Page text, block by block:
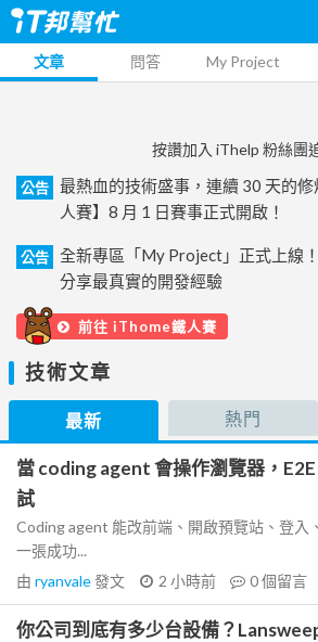
文章 問答 My Project
按讚加入 iThelp 粉絲團
公告
最熱血的技術盛事，連續 30 天的
人賽】8 月 1 日賽事正式開啟！
公告
全新專區「My Project」正式上線
分享最真實的開發經驗
前往 iThome鐵人賽
技術文章
最新 熱門
當 coding agent 會操作瀏覽器，
試
Coding agent 能改前端、開啟預覽站、登入
一張成功...
由 ryanvale發文 2 小時前 0個留言
你公司到底有多少台設備？